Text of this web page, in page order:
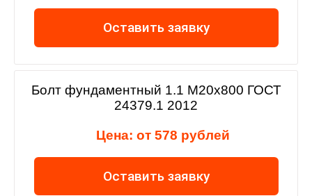
Оставить заявку
Болт фундаментный 1.1 М20х800 ГОСТ
24379.1 2012
Цена: от 578 рублей
Оставить заявку